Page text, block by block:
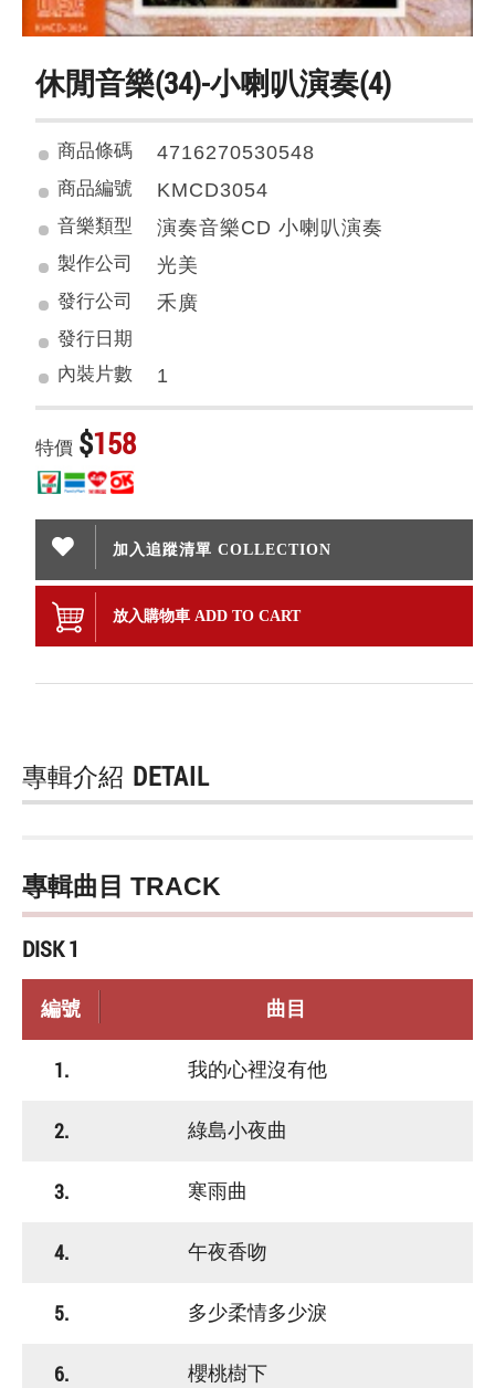
休閒音樂(34)-小喇叭演奏(4)
商品條碼 4716270530548
商品編號 KMCD3054
音樂類型 演奏音樂CD 小喇叭演奏
製作公司 光美
發行公司 禾廣
發行日期
內裝片數
1
特價 $158
加入追蹤清單 COLLECTION
放入購物車 ADD TO CART
專輯介紹 DETAIL
專輯曲目 TRACK
DISK 1
編號 曲目
1. 我的心裡沒有他
2. 綠島小夜曲
3. 寒雨曲
4. 午夜香吻
5. 多少柔情多少淚
6. 櫻桃樹下